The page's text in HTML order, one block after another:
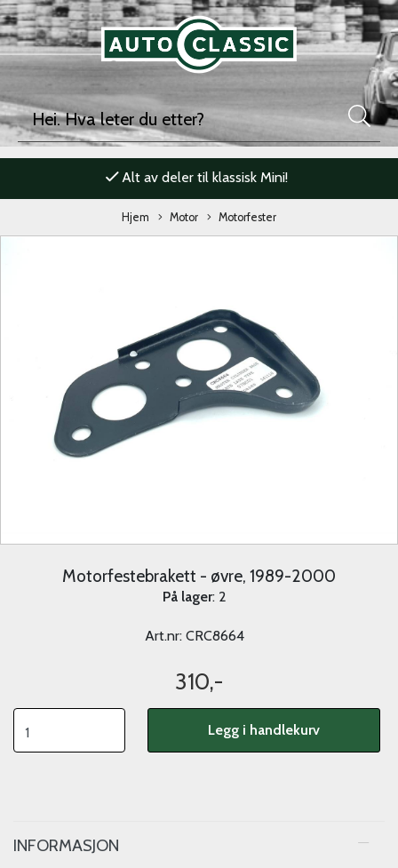
Alt av deler til klassisk Mini!
Hjem Motor Motorfester
Motorfestebrakett - øvre, 1989-2000
På lager: 2
Art.nr: CRC8664
310,-
Legg i handlekurv
INFORMASJON